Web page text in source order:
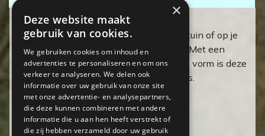
XL parasol 375 cm met voet
Creëer een stijlvolle schaduwplek in je tuin of op je
terras met deze hoogwaardige parasol. Met een
royale grootte en elegante achthoekige vorm is deze
ideaal voor grote loungesets of eettafels.
Verken
×
Deze website maakt
gebruik van cookies.
We gebruiken cookies om inhoud en
advertenties te personaliseren en om ons
verkeer te analyseren. We delen ook
informatie over uw gebruik van onze site
met onze advertentie- en analysepartners,
die deze kunnen combineren met andere
informatie die u aan hen heeft verstrekt of
die zij hebben verzameld door uw gebruik